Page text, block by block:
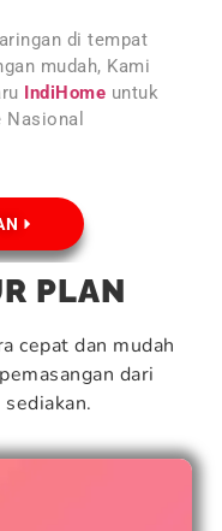
di tempat
mudah, Kami
IndiHome untuk
PLAN
cepat dan mudah
dari